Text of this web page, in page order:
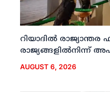
റിയാദില്‍
രാജ്യങ്ങളില്‍നിന്ന്
AUGUST 6, 2026